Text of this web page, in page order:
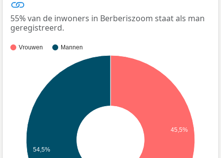
55% van de inwoners in Berberiszoom staat als man
geregistreerd.
Vrouwen Mannen
45,5%
54,5%